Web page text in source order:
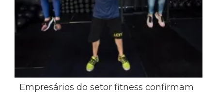
Empresários do setor fitness confirmam